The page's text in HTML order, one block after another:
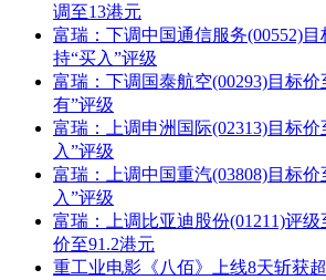
调至13港元
富瑞：下调中国通信服务(00552)
持“买入”评级
富瑞：下调国泰航空(00293)目标
有”评级
富瑞：上调申洲国际(02313)目标
入”评级
富瑞：上调中国重汽(03808)目标价
入”评级
富瑞：上调比亚迪股份(01211)评
价至91.2港元
重工业电影《八佰》上线8天斩获